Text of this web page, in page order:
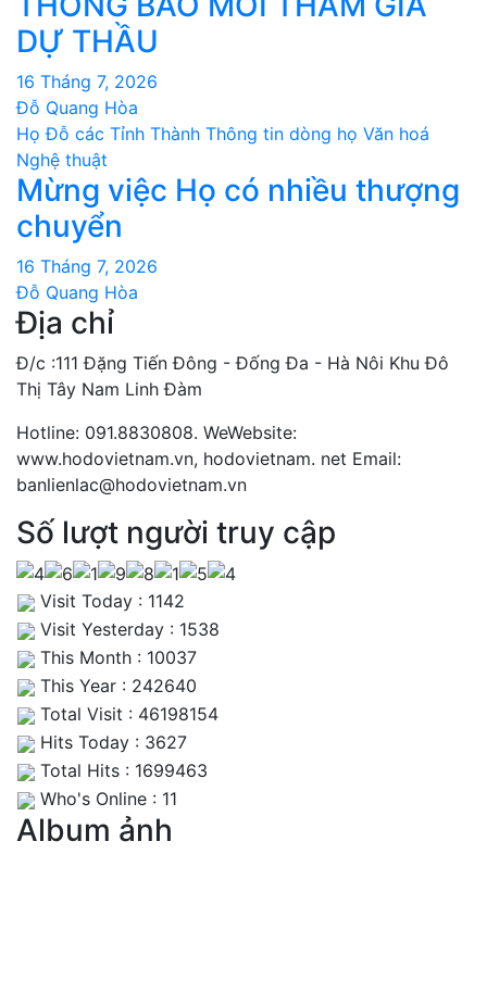
DỰ THẦU
16 Tháng 7, 2026
Đỗ Quang Hòa
Họ Đỗ các Tỉnh Thành Thông tin dòng họ Văn hoá
Nghệ thuật
Mừng việc Họ có nhiều thượng
chuyển
16 Tháng 7, 2026
Đỗ Quang Hòa
Địa chỉ
Đ/c :111 Đặng Tiến Đông - Đống Đa - Hà Nôi Khu Đô
Thị Tây Nam Linh Đàm
Hotline: 091.8830808. WeWebsite:
www.hodovietnam.vn, hodovietnam. net Email:
banlienlac@hodovietnam.vn
Số lượt người truy cập
Visit Today : 1142
Visit Yesterday : 1538
This Month : 10037
This Year : 242640
Total Visit : 46198154
Hits Today : 3627
Total Hits : 1699463
Who's Online : 11
Album ảnh